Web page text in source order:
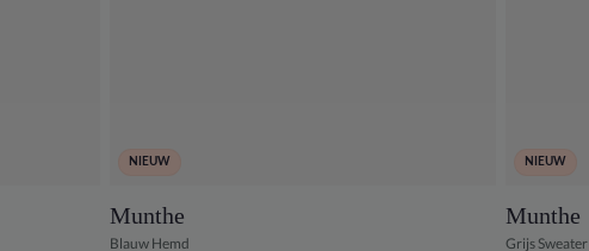
NIEUW
Munthe
Blauw Hemd
NIEUW
Munthe
Grijs Sweater